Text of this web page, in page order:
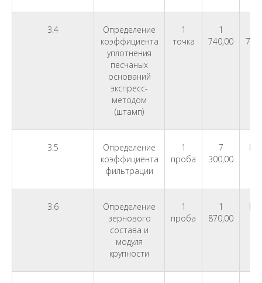
3.4
Определение
коэффициента
уплотнения
песчаных
оснований
экспресс-
методом
(штамп)
1
точка
1
740,00
3.5
Определение
коэффициента
фильтрации
1
проба
7
300,00
3.6
Определение
зернового
состава и
модуля
крупности
1
проба
1
870,00